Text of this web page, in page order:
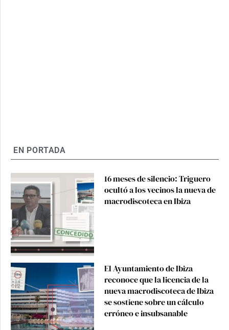
EN PORTADA
16 meses de silencio: Triguero
ocultó a los vecinos la nueva de
macrodiscoteca en Ibiza
El Ayuntamiento de Ibiza
reconoce que la licencia de la
nueva macrodiscoteca de Ibiza
se sostiene sobre un cálculo
erróneo e insubsanable